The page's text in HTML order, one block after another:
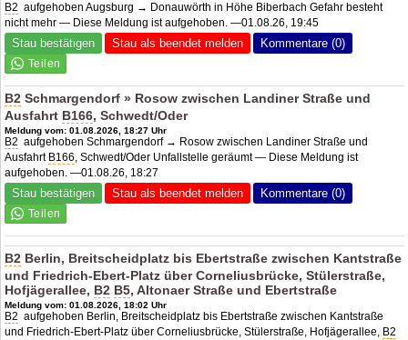
B2 aufgehoben Augsburg → Donauwörth in Höhe Biberbach Gefahr besteht
nicht mehr — Diese Meldung ist aufgehoben. —01.08.26, 19:45
Stau bestätigen Stau als beendet melden Kommentare (0)
B2 Schmargendorf » Rosow zwischen Landiner Straße und
Ausfahrt B166, Schwedt/Oder
Meldung vom: 01.08.2026, 18:27 Uhr
B2 aufgehoben Schmargendorf → Rosow zwischen Landiner Straße und
Ausfahrt B166, Schwedt/Oder Unfallstelle geräumt — Diese Meldung ist
aufgehoben. —01.08.26, 18:27
Stau bestätigen Stau als beendet melden Kommentare (0)
B2 Berlin, Breitscheidplatz bis Ebertstraße zwischen Kantstraße
und Friedrich-Ebert-Platz über Corneliusbrücke, Stülerstraße,
Hofjägerallee, B2 B5, Altonaer Straße und Ebertstraße
Meldung vom: 01.08.2026, 18:02 Uhr
B2 aufgehoben Berlin, Breitscheidplatz bis Ebertstraße zwischen Kantstraße
und Friedrich-Ebert-Platz über Corneliusbrücke, Stülerstraße, Hofjägerallee, B2